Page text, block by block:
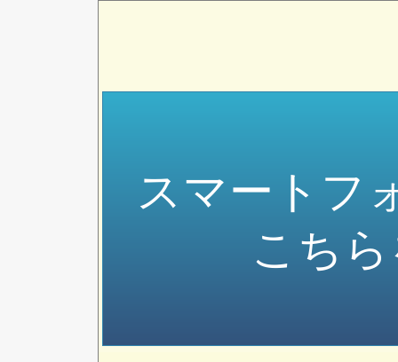
スマートフ
こち